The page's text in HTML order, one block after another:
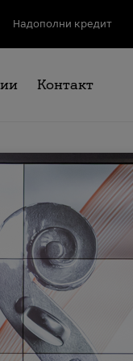
Надополни кредит
Контакт